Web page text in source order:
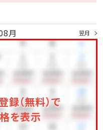
月 翌月
録（無料）で
を表示